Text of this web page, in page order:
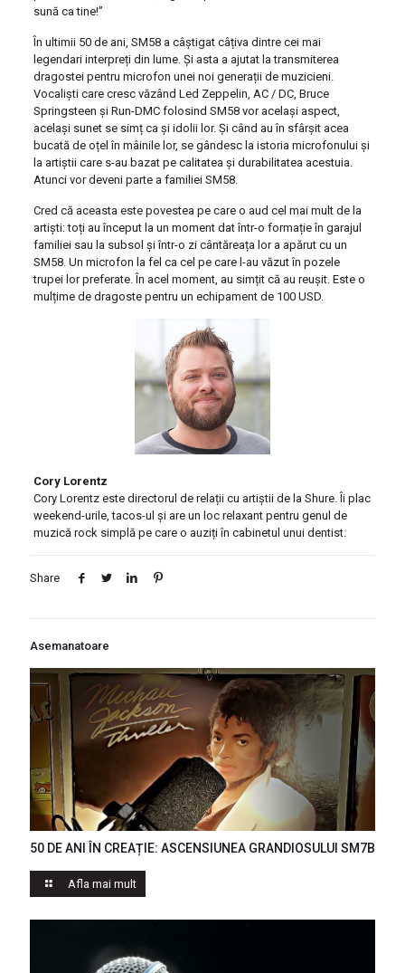
sună ca tine!”
În ultimii 50 de ani, SM58 a câștigat câțiva dintre cei mai
legendari interpreți din lume. Și asta a ajutat la transmiterea
dragostei pentru microfon unei noi generații de muzicieni.
Vocaliști care cresc văzând Led Zeppelin, AC / DC, Bruce
Springsteen și Run-DMC folosind SM58 vor același aspect,
același sunet se simț ca și idolii lor. Și când au în sfârșit acea
bucată de oțel în mâinile lor, se gândesc la istoria microfonului și
la artiștii care s-au bazat pe calitatea și durabilitatea acestuia.
Atunci vor deveni parte a familiei SM58.
Cred că aceasta este povestea pe care o aud cel mai mult de la
artiști: toți au început la un moment dat într-o formație în garajul
familiei sau la subsol și într-o zi cântăreața lor a apărut cu un
SM58. Un microfon la fel ca cel pe care l-au văzut în pozele
trupei lor preferate. În acel moment, au simțit că au reușit. Este o
mulțime de dragoste pentru un echipament de 100 USD.
Cory Lorentz
Cory Lorentz este directorul de relații cu artiștii de la Shure. Îi plac
weekend-urile, tacos-ul și are un loc relaxant pentru genul de
muzică rock simplă pe care o auziți în cabinetul unui dentist.
Share
Asemanatoare
50 DE ANI ÎN CREAȚIE: ASCENSIUNEA GRANDIOSULUI SM7B
Afla mai mult